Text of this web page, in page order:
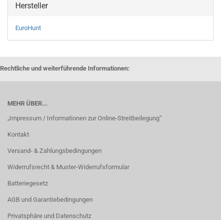
Hersteller
EuroHunt
Rechtliche und weiterführende Informationen:
MEHR ÜBER...
„Impressum / Informationen zur Online-Streitbeilegung“
Kontakt
Versand- & Zahlungsbedingungen
Widerrufsrecht & Muster-Widerrufsformular
Batteriegesetz
AGB und Garantiebedingungen
Privatsphäre und Datenschutz